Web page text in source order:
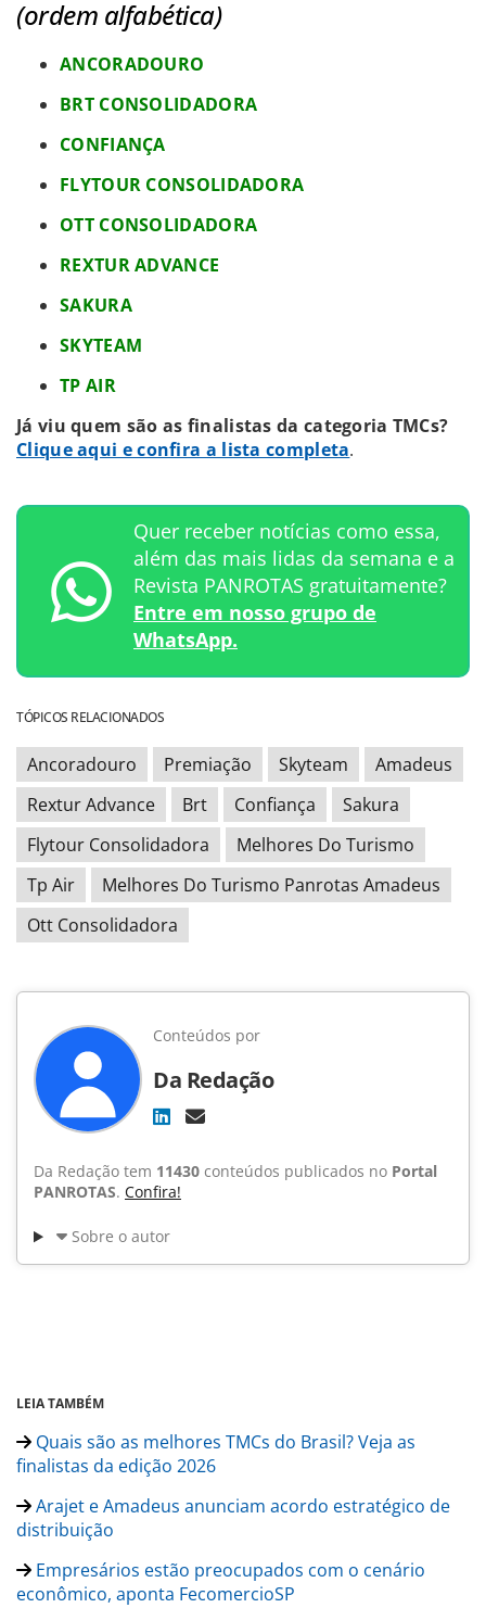
(ordem alfabética)
ANCORADOURO
BRT CONSOLIDADORA
CONFIANÇA
FLYTOUR CONSOLIDADORA
OTT CONSOLIDADORA
REXTUR ADVANCE
SAKURA
SKYTEAM
TP AIR
Já viu quem são as finalistas da categoria TMCs?
Clique aqui e confira a lista completa.
Quer receber notícias como essa,
além das mais lidas da semana e a
Revista PANROTAS gratuitamente?
Entre em nosso grupo de
WhatsApp.
TÓPICOS RELACIONADOS
Ancoradouro Premiação Skyteam
Amadeus
Rextur Advance
Brt Confiança
Sakura
Flytour Consolidadora
Melhores Do Turismo
Tp Air
Melhores Do Turismo Panrotas Amadeus
Ott Consolidadora
Conteúdos por
Da Redação
Da Redação tem 11430 conteúdos publicados no Portal
PANROTAS. Confira!
Sobre o autor
LEIA TAMBÉM
Quais são as melhores TMCs do Brasil? Veja as
finalistas da edição 2026
Arajet e Amadeus anunciam acordo estratégico de
distribuição
Empresários estão preocupados com o cenário
econômico, aponta FecomercioSP